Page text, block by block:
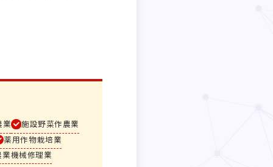
業
施設野菜作農業
薬用作物栽培業
業機械修理業